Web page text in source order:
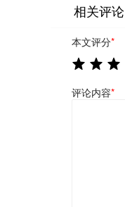
相关评论
本文评分*
评论内容*